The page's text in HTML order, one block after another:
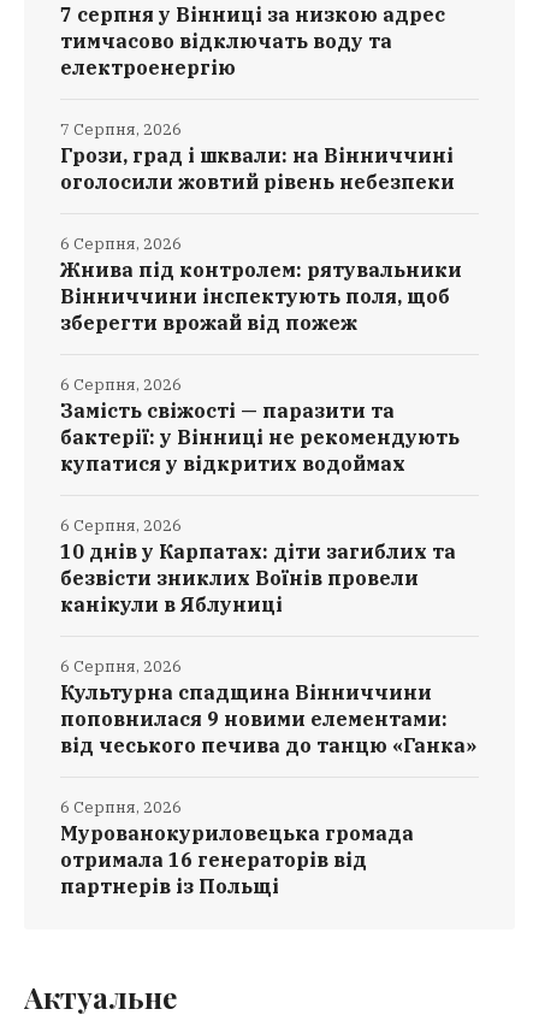
7 серпня у Вінниці за низкою адрес
тимчасово відключать воду та
електроенергію
Грози, град і шквали: на Вінниччині
оголосили жовтий рівень небезпеки
7 Серпня, 2026
Жнива під контролем: рятувальники
Вінниччини інспектують поля, щоб
зберегти врожай від пожеж
6 Серпня, 2026
Замість свіжості — паразити та
бактерії: у Вінниці не рекомендують
купатися у відкритих водоймах
6 Серпня, 2026
10 днів у Карпатах: діти загиблих та
безвісти зниклих Воїнів провели
канікули в Яблуниці
6 Серпня, 2026
Культурна спадщина Вінниччини
поповнилася 9 новими елементами:
від чеського печива до танцю «Ганка»
6 Серпня, 2026
Мурованокуриловецька громада
отримала 16 генераторів від
партнерів із Польщі
6 Серпня, 2026
Актуальне